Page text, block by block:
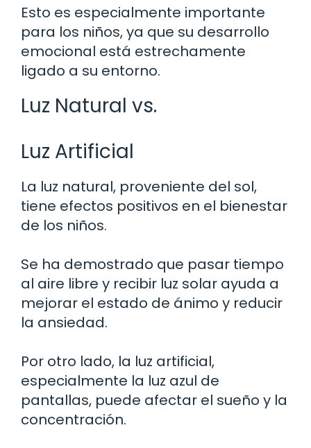
Esto es especialmente importante
para los niños, ya que su desarrollo
emocional está estrechamente
ligado a su entorno.
Luz Natural vs.
Luz Artificial
La luz natural, proveniente del sol,
tiene efectos positivos en el bienestar
de los niños.
Se ha demostrado que pasar tiempo
al aire libre y recibir luz solar ayuda a
mejorar el estado de ánimo y reducir
la ansiedad.
Por otro lado, la luz artificial,
especialmente la luz azul de
pantallas, puede afectar el sueño y la
concentración.